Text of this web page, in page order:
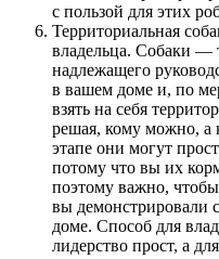
с пользой для этих
Территориальная
владельца. Собаки —
надлежащего
в вашем доме и, по
взять на себя
решая, кому можно, а
этапе они могут
потому что вы их
поэтому важно, чтобы
вы демонстрировали
доме. Способ для
лидерство прост, а